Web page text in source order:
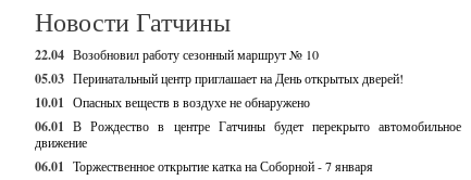
Новости Гатчины
22.04 Возобновил работу сезонный маршрут № 10
05.03 Перинатальный центр приглашает на День открытых дверей!
10.01 Опасных веществ в воздухе не обнаружено
06.01 В Рождество в центре Гатчины будет перекрыто автомобильное
движение
06.01 Торжественное открытие катка на Соборной - 7 января